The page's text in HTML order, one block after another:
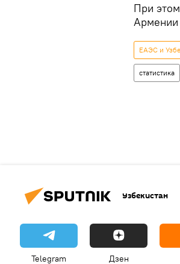
При
Армении
ЕАЭС и
статистика
Узбекистан
Telegram Дзен